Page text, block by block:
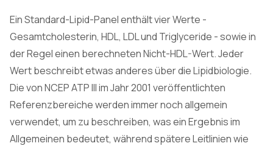
Ein Standard-Lipid-Panel enthält vier Werte -
Gesamtcholesterin, HDL, LDL und Triglyceride - sowie in
der Regel einen berechneten Nicht-HDL-Wert. Jeder
Wert beschreibt etwas anderes über die Lipidbiologie.
Die von NCEP ATP III im Jahr 2001 veröffentlichten
Referenzbereiche werden immer noch allgemein
verwendet, um zu beschreiben, was ein Ergebnis im
Allgemeinen bedeutet, während spätere Leitlinien wie